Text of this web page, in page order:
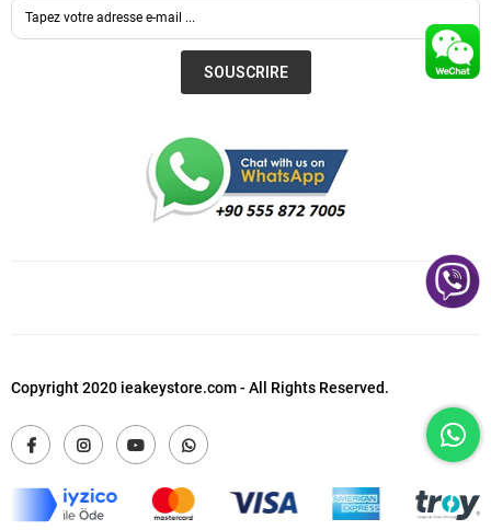
SOUSCRIRE
Copyright 2020 ieakeystore.com - All Rights Reserved.